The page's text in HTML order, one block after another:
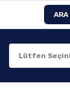
ARA